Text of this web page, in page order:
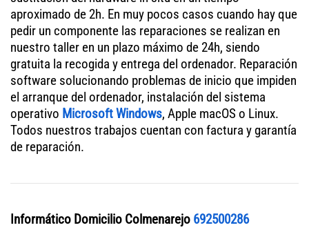
aproximado de 2h. En muy pocos casos cuando hay que
pedir un componente las reparaciones se realizan en
nuestro taller en un plazo máximo de 24h, siendo
gratuita la recogida y entrega del ordenador. Reparación
software solucionando problemas de inicio que impiden
el arranque del ordenador, instalación del sistema
operativo Microsoft Windows, Apple macOS o Linux.
Todos nuestros trabajos cuentan con factura y garantía
de reparación.
Informático Domicilio Colmenarejo 692500286